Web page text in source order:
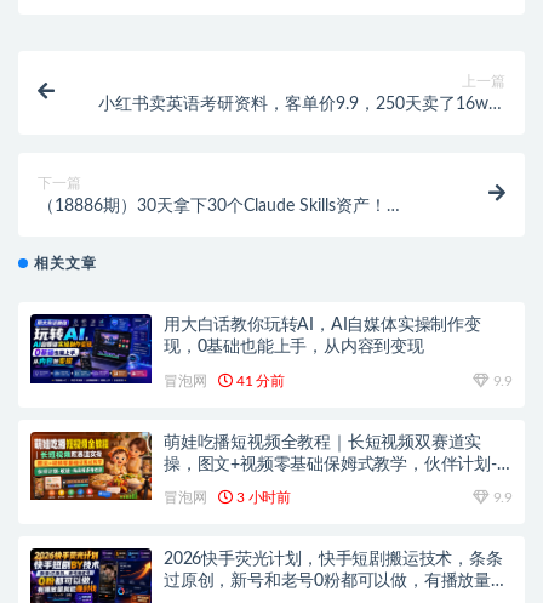
上一篇
小红书卖英语考研资料，客单价9.9，250天卖了16w，
下一篇
（18886期）30天拿下30个Claude Skills资产！
相关文章
用大白话教你玩转AI，AI自媒体实操制作变
现，0基础也能上手，从内容到变现
冒泡网 41 分前 9.9
萌娃吃播短视频全教程｜长短视频双赛道实
操，图文+视频零基础保姆式教学，伙伴计划-
冒泡网 3 小时前 9.9
2026快手荧光计划，快手短剧搬运技术，条条
过原创，新号和老号0粉都可以做，有播放量就